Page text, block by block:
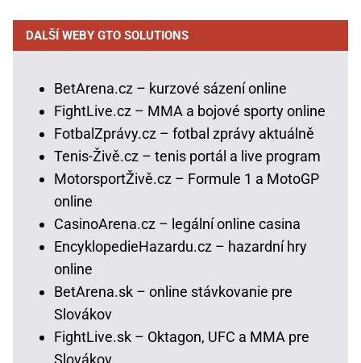
DALŠÍ WEBY GTO SOLUTIONS
BetArena.cz – kurzové sázení online
FightLive.cz – MMA a bojové sporty online
FotbalZprávy.cz – fotbal zprávy aktuálně
Tenis-Živě.cz – tenis portál a live program
MotorsportŽivě.cz – Formule 1 a MotoGP
online
CasinoArena.cz – legální online casina
EncyklopedieHazardu.cz – hazardní hry
online
BetArena.sk – online stávkovanie pre
Slovákov
FightLive.sk – Oktagon, UFC a MMA pre
Slovákov